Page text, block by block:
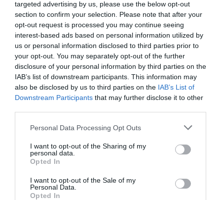
targeted advertising by us, please use the below opt-out
section to confirm your selection. Please note that after your
opt-out request is processed you may continue seeing
interest-based ads based on personal information utilized by
us or personal information disclosed to third parties prior to
your opt-out. You may separately opt-out of the further
disclosure of your personal information by third parties on the
IAB’s list of downstream participants. This information may
also be disclosed by us to third parties on the IAB’s List of
Downstream Participants that may further disclose it to other
Personal Data Processing Opt Outs
I want to opt-out of the Sharing of my
personal data.
Opted In
I want to opt-out of the Sale of my
Personal Data.
Opted In